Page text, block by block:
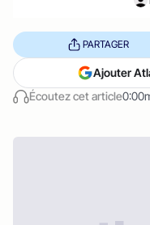
Écoutez cet article
PARTAGER
Ajouter